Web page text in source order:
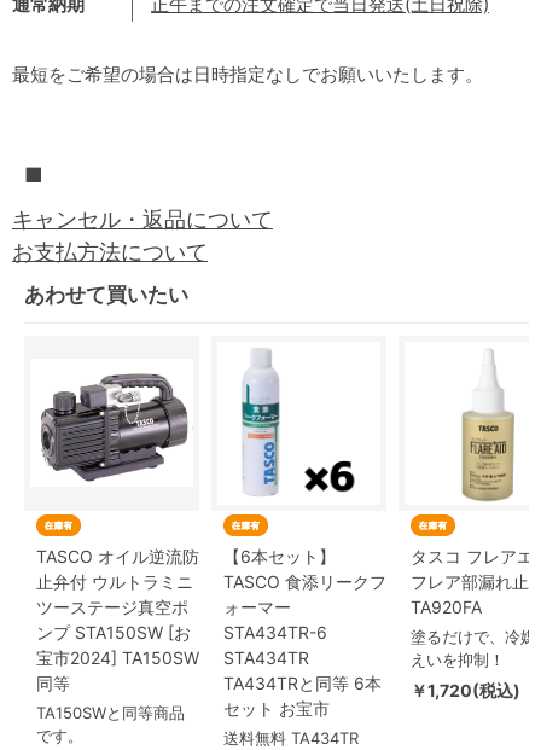
■
キャンセル・返品について
お支払方法について
あわせて買いたい
TASCO オイル逆流防
止弁付 ウルトラミニ
ツーステージ真空ポ
ンプ STA150SW [お
宝市2024] TA150SW
同等
TA150SWと同等商品
です。
【6本セット】
TASCO 食添リークフ
ォーマー
STA434TR-6
STA434TR
TA434TRと同等 6本
セット お宝市
送料無料 TA434TR
タスコ フレアエ
フレア部漏れ止
TA920FA
塗るだけで、冷媒
えいを抑制！
￥1,720(税込)
最短をご希望の場合は日時指定なしでお願いいたします。